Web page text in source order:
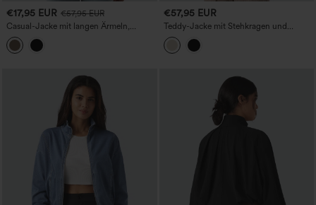
€17,95 EUR €57,95 EUR
Casual-Jacke mit langen Ärmeln,
Kordelzug, rüschigem Saum und
Taschen
€57,95 EUR
Teddy-Jacke mit Stehkragen und
Reißverschluss, lockerer Schnitt für
Wanderungen, mit Taschen